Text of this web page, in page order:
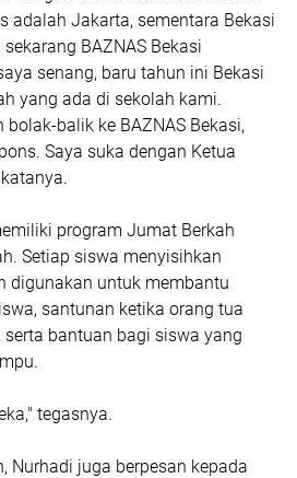
adalah Jakarta, sementara Bekasi
BAZNAS Bekasi
senang, baru tahun ini Bekasi
yang ada di sekolah kami.
balik ke BAZNAS Bekasi,
Saya suka dengan Ketua
program Jumat Berkah
Setiap siswa menyisihkan
digunakan untuk membantu
santunan ketika orang tua
bantuan bagi siswa yang
tegasnya.
Nurhadi juga berpesan kepada